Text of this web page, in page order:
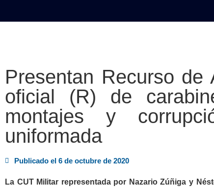
Presentan Recurso
oficial (R) de
montajes y
uniformada
Publicado el 6 de octubre de 2020
La CUT Militar representada por Nazario Zúñiga y